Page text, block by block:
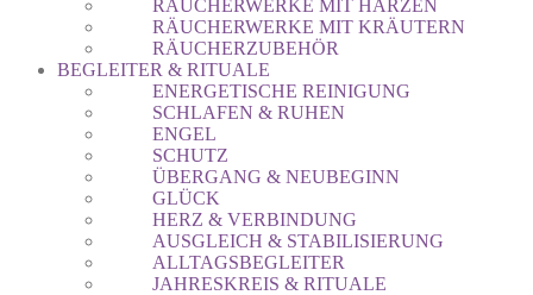
RÄUCHERWERKE MIT HARZEN
RÄUCHERWERKE MIT KRÄUTERN
RÄUCHERZUBEHÖR
BEGLEITER & RITUALE
ENERGETISCHE REINIGUNG
SCHLAFEN & RUHEN
ENGEL
SCHUTZ
ÜBERGANG & NEUBEGINN
GLÜCK
HERZ & VERBINDUNG
AUSGLEICH & STABILISIERUNG
ALLTAGSBEGLEITER
JAHRESKREIS & RITUALE